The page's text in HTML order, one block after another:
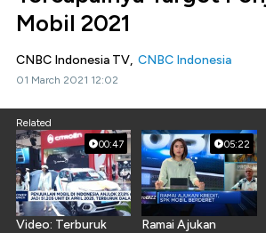
Mobil 2021
CNBC Indonesia TV, CNBC Indonesia
01 March 2021 12:02
Related
00:47
Video: Terburuk
05:22
Ramai Ajukan